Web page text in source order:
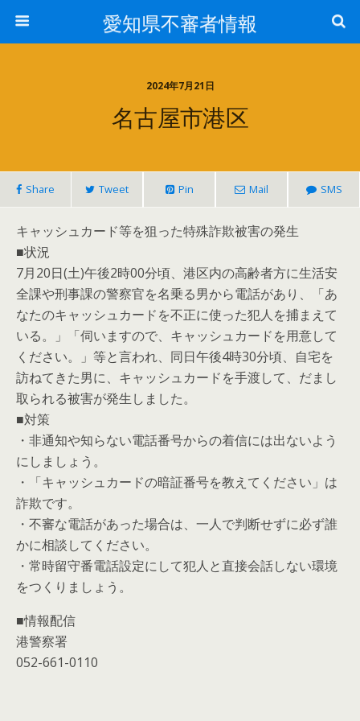
愛知県不審者情報
2024年7月21日
名古屋市港区
Share Tweet Pin Mail SMS
キャッシュカード等を狙った特殊詐欺被害の発生
■状況
7月20日(土)午後2時00分頃、港区内の高齢者方に生活安
全課や刑事課の警察官を名乗る男から電話があり、「あ
なたのキャッシュカードを不正に使った犯人を捕まえて
いる。」「伺いますので、キャッシュカードを用意して
ください。」等と言われ、同日午後4時30分頃、自宅を
訪ねてきた男に、キャッシュカードを手渡して、だまし
取られる被害が発生しました。
■対策
・非通知や知らない電話番号からの着信には出ないよう
にしましょう。
・「キャッシュカードの暗証番号を教えてください」は
詐欺です。
・不審な電話があった場合は、一人で判断せずに必ず誰
かに相談してください。
・常時留守番電話設定にして犯人と直接会話しない環境
をつくりましょう。
■情報配信
港警察署
052-661-0110